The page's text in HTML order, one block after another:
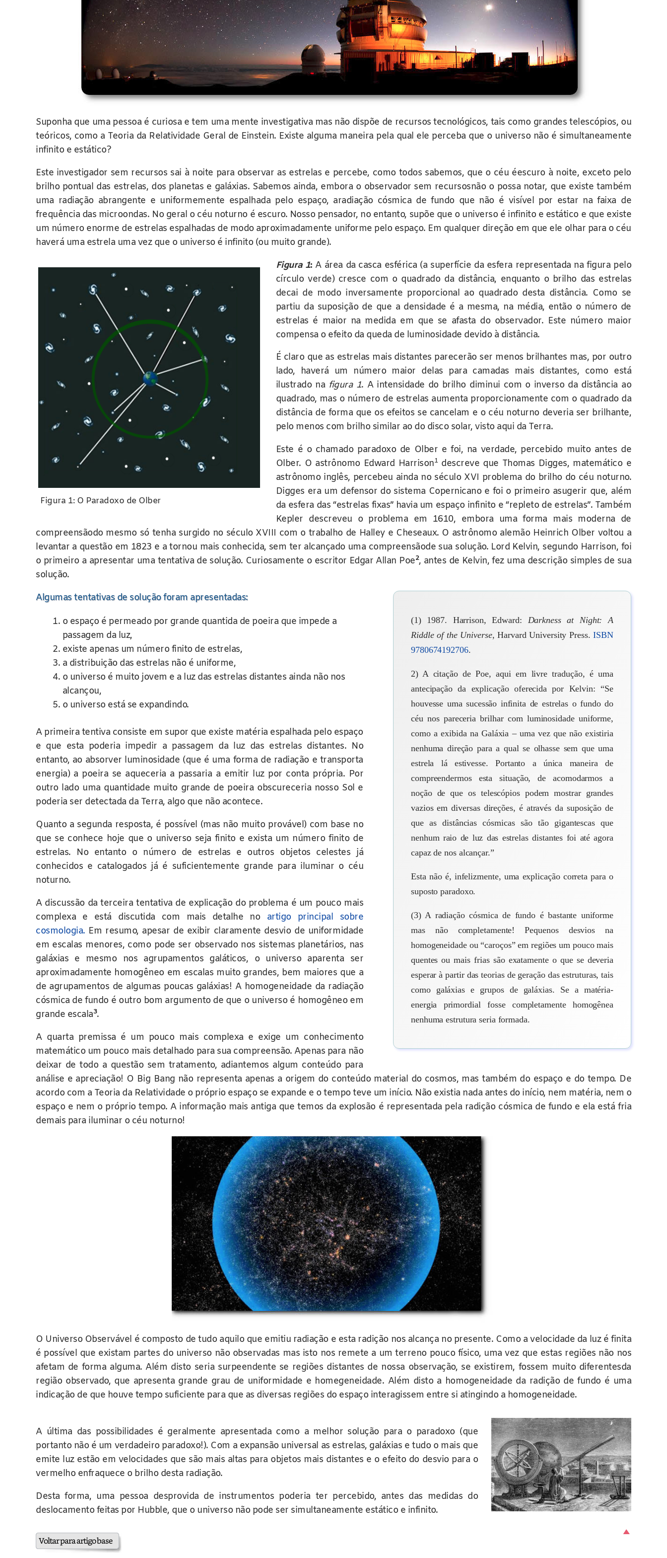
Suponha que uma pessoa é curiosa e tem uma mente investigativa mas não dispõe de recursos tecnológicos, tais como grandes telescópios, ou
teóricos, como a Teoria da Relatividade Geral de Einstein. Existe alguma maneira pela qual ele perceba que o universo não é simultaneamente
infinito e estático?
Este investigador sem recursos sai à noite para observar as estrelas e percebe, como todos sabemos, que o céu éescuro à noite, exceto pelo
brilho pontual das estrelas, dos planetas e galáxias. Sabemos ainda, embora o observador sem recursosnão o possa notar, que existe também
uma radiação abrangente e uniformemente espalhada pelo espaço, aradiação cósmica de fundo que não é visível por estar na faixa de
frequência das microondas. No geral o céu noturno é escuro. Nosso pensador, no entanto, supõe que o universo é infinito e estático e que existe
um número enorme de estrelas espalhadas de modo aproximadamente uniforme pelo espaço. Em qualquer direção em que ele olhar para o céu
haverá uma estrela uma vez que o universo é infinito (ou muito grande).
Figura 1: O Paradoxo de Olber
Figura 1: A área da casca esférica (a superfície da esfera representada na figura pelo
círculo verde) cresce com o quadrado da distância, enquanto o brilho das estrelas
decai de modo inversamente proporcional ao quadrado desta distância. Como se
partiu da suposição de que a densidade é a mesma, na média, então o número de
estrelas é maior na medida em que se afasta do observador. Este número maior
compensa o efeito da queda de luminosidade devido à distância.
É claro que as estrelas mais distantes parecerão ser menos brilhantes mas, por outro
lado, haverá um número maior delas para camadas mais distantes, como está
ilustrado na figura 1. A intensidade do brilho diminui com o inverso da distância ao
quadrado, mas o número de estrelas aumenta proporcionamente com o quadrado da
distância de forma que os efeitos se cancelam e o céu noturno deveria ser brilhante,
pelo menos com brilho similar ao do disco solar, visto aqui da Terra.
Este é o chamado paradoxo de Olber e foi, na verdade, percebido muito antes de
Olber. O astrônomo Edward Harrison1descreve que Thomas Digges, matemático e
astrônomo inglês, percebeu ainda no século XVI problema do brilho do céu noturno.
Digges era um defensor do sistema Copernicano e foi o primeiro asugerir que, além
da esfera das “estrelas fixas” havia um espaço infinito e “repleto de estrelas”. Também
Kepler descreveu o problema em 1610, embora uma forma mais moderna de
compreensãodo mesmo só tenha surgido no século XVIII com o trabalho de Halley e Cheseaux. O astrônomo alemão Heinrich Olber voltou a
levantar a questão em 1823 e a tornou mais conhecida, sem ter alcançado uma compreensãode sua solução. Lord Kelvin, segundo Harrison, foi
o primeiro a apresentar uma tentativa de solução. Curiosamente o escritor Edgar Allan Poe2, antes de Kelvin, fez uma descrição simples de sua
solução.
(1) 1987. Harrison, Edward: Darkness at Night: A
Riddle of the Universe, Harvard University Press.ISBN
9780674192706.
2) A citação de Poe, aqui em livre tradução, é uma
antecipação da explicação oferecida por Kelvin: “Se
houvesse uma sucessão infinita de estrelas o fundo do
céu nos pareceria brilhar com luminosidade uniforme,
como a exibida na Galáxia – uma vez que não existiria
nenhuma direção para a qual se olhasse sem que uma
estrela lá estivesse. Portanto a única maneira de
compreendermos esta situação, de acomodarmos a
noção de que os telescópios podem mostrar grandes
vazios em diversas direções, é através da suposição de
que as distâncias cósmicas são tão gigantescas que
nenhum raio de luz das estrelas distantes foi até agora
capaz de nos alcançar.”
Esta não é, infelizmente, uma explicação correta para o
suposto paradoxo.
(3) A radiação cósmica de fundo é bastante uniforme
mas não completamente! Pequenos desvios na
homogeneidade ou “caroços” em regiões um pouco mais
quentes ou mais frias são exatamente o que se deveria
esperar à partir das teorias de geração das estruturas, tais
como galáxias e grupos de galáxias. Se a matéria-
energia primordial fosse completamente homogênea
nenhuma estrutura seria formada.
Algumas tentativas de solução foram apresentadas:
o espaço é permeado por grande quantida de poeira que impede a
passagem da luz,
existe apenas um número finito de estrelas,
a distribuição das estrelas não é uniforme,
o universo é muito jovem e a luz das estrelas distantes ainda não nos
alcançou,
o universo está se expandindo.
A primeira tentiva consiste em supor que existe matéria espalhada pelo espaço
e que esta poderia impedir a passagem da luz das estrelas distantes. No
entanto, ao absorver luminosidade (que é uma forma de radiação e transporta
energia) a poeira se aqueceria a passaria a emitir luz por conta própria. Por
outro lado uma quantidade muito grande de poeira obscureceria nosso Sol e
poderia ser detectada da Terra, algo que não acontece.
Quanto a segunda resposta, é possível (mas não muito provável) com base no
que se conhece hoje que o universo seja finito e exista um número finito de
estrelas. No entanto o número de estrelas e outros objetos celestes já
conhecidos e catalogados já é suficientemente grande para iluminar o céu
noturno.
A discussão da terceira tentativa de explicação do problema é um pouco mais
complexa e está discutida com mais detalhe no artigo principal sobre
cosmologia. Em resumo, apesar de exibir claramente desvio de uniformidade
em escalas menores, como pode ser observado nos sistemas planetários, nas
galáxias e mesmo nos agrupamentos galáticos, o universo aparenta ser
aproximadamente homogêneo em escalas muito grandes, bem maiores que a
de agrupamentos de algumas poucas galáxias! A homogeneidade da radiação
cósmica de fundo é outro bom argumento de que o universo é homogêneo em
grande escala3.
A quarta premissa é um pouco mais complexa e exige um conhecimento
matemático um pouco mais detalhado para sua compreensão. Apenas para não
deixar de todo a questão sem tratamento, adiantemos algum conteúdo para
análise e apreciação! O Big Bang não representa apenas a origem do conteúdo material do cosmos, mas também do espaço e do tempo. De
acordo com a Teoria da Relatividade o próprio espaço se expande e o tempo teve um início. Não existia nada antes do início, nem matéria, nem o
espaço e nem o próprio tempo. A informação mais antiga que temos da explosão é representada pela radição cósmica de fundo e ela está fria
demais para iluminar o céu noturno!
O Universo Observável é composto de tudo aquilo que emitiu radiação e esta radição nos alcança no presente. Como a velocidade da luz é finita
é possível que existam partes do universo não observadas mas isto nos remete a um terreno pouco físico, uma vez que estas regiões não nos
afetam de forma alguma. Além disto seria surpeendente se regiões distantes de nossa observação, se existirem, fossem muito diferentesda
região observado, que apresenta grande grau de uniformidade e homegeneidade. Além disto a homogeneidade da radição de fundo é uma
indicação de que houve tempo suficiente para que as diversas regiões do espaço interagissem entre si atingindo a homogeneidade.
A última das possibilidades é geralmente apresentada como a melhor solução para o paradoxo (que
portanto não é um verdadeiro paradoxo!). Com a expansão universal as estrelas, galáxias e tudo o mais que
emite luz estão em velocidades que são mais altas para objetos mais distantes e o efeito do desvio para o
vermelho enfraquece o brilho desta radiação.
Desta forma, uma pessoa desprovida de instrumentos poderia ter percebido, antes das medidas do
deslocamento feitas por Hubble, que o universo não pode ser simultaneamente estático e infinito.